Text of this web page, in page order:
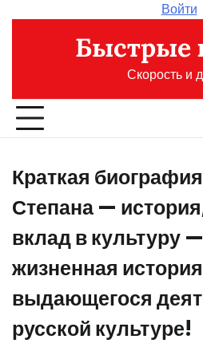
содержимому
Войти
Быстрые
Скорость и
Краткая
Степана —
вклад в культуру
жизненная история
выдающегося
русской культуре!